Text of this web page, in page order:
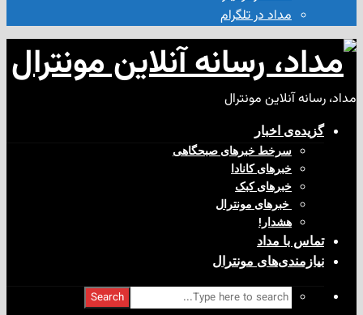
مداد در تلگرام
مونترال
اخبار
سرخط خبرهای صبحگاهی
خبرهای کانادا
خبرهای کبک
‌ خبرهای مونترال
مداد
مونترال
Search